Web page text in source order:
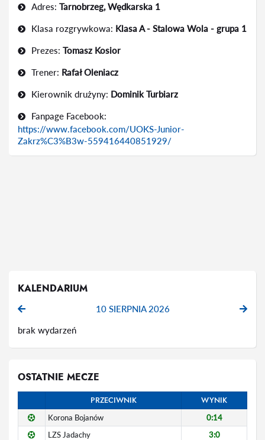
Adres: Tarnobrzeg, Wędkarska 1
Klasa rozgrywkowa: Klasa A - Stalowa Wola - grupa 1
Prezes: Tomasz Kosior
Trener: Rafał Oleniacz
Kierownik drużyny: Dominik Turbiarz
Fanpage Facebook:
https://www.facebook.com/UOKS-Junior-
Zakrz%C3%B3w-559416440851929/
KALENDARIUM
10 SIERPNIA 2026
brak wydarzeń
OSTATNIE MECZE
PRZECIWNIK WYNIK
Korona Bojanów
0:14
LZS Jadachy
3:0